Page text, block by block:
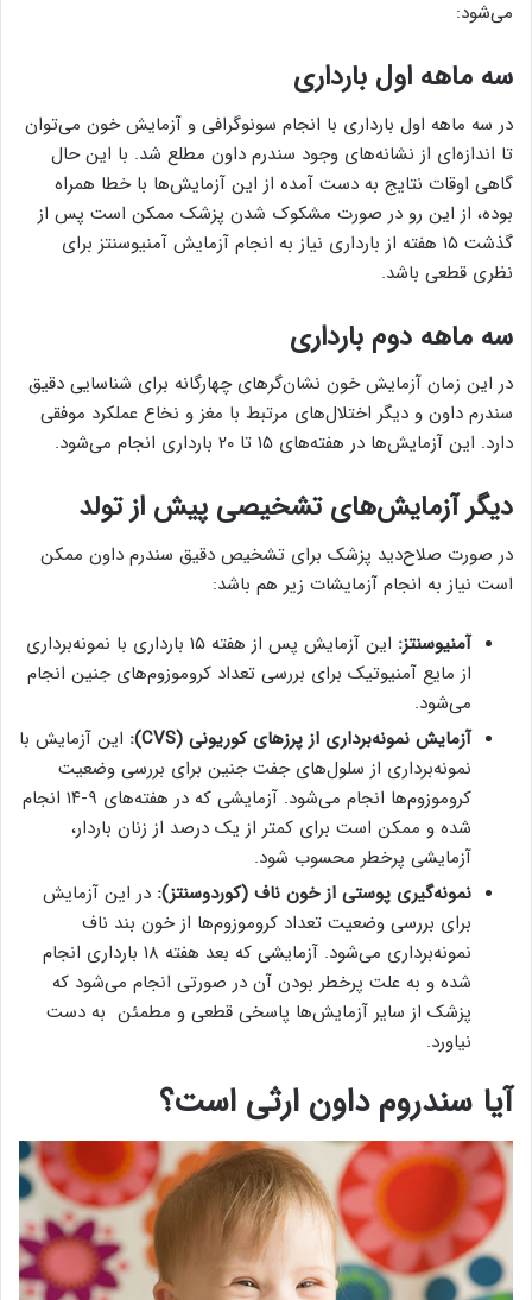
می‌شود:
سه ماهه اول بارداری
در سه ماهه اول بارداری با انجام سونوگرافی و آزمایش خون می‌توان
تا اندازه‌ای از نشانه‌های وجود سندرم داون مطلع شد. با این حال
گاهی اوقات نتایج به دست آمده از این آزمایش‌ها با خطا همراه
بوده، از این رو در صورت مشکوک شدن پزشک ممکن است پس از
گذشت ۱۵ هفته از بارداری نیاز به انجام آزمایش آمنیوسنتز برای
نظری قطعی باشد.
سه ماهه دوم بارداری
در این زمان آزمایش خون نشان‌گرهای چهارگانه برای شناسایی دقیق
سندرم داون و دیگر اختلال‌های مرتبط با مغز و نخاع عملکرد موفقی
دارد. این آزمایش‌ها در هفته‌های ۱۵ تا ۲۰ بارداری انجام می‌شود.
دیگر آزمایش‌های تشخیصی پیش از تولد
در صورت صلاح‌دید پزشک برای تشخیص دقیق سندرم داون ممکن
است نیاز به انجام آزمایشات زیر هم باشد:
آمنیوسنتز:
این آزمایش پس از هفته ۱۵ بارداری با نمونه‌برداری
از مایع آمنیوتیک برای بررسی تعداد کروموزوم‌های جنین انجام
می‌شود.
آزمایش نمونه‌برداری از پرزهای کوریونی (CVS
): این آزمایش با
نمونه‌برداری از سلول‌های جفت جنین برای بررسی وضعیت
کروموزوم‌ها انجام می‌شود. آزمایشی که در هفته‌های ۹-۱۴ انجام
شده و ممکن است برای کمتر از یک درصد از زنان باردار،
آزمایشی پرخطر محسوب شود.
نمونه‌گیری پوستی از خون ناف (کوردوسنتز): در این آزمایش
برای بررسی وضعیت تعداد کروموزوم‌ها از خون بند ناف
نمونه‌برداری می‌شود. آزمایشی که بعد هفته ۱۸ بارداری انجام
شده و به علت پرخطر بودن آن در صورتی انجام می‌شود که
پزشک از سایر آزمایش‌ها پاسخی قطعی و مطمئن به دست
نیاورد.
آیا سندروم داون ارثی است؟